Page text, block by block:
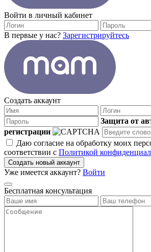
Войти в личный кабинет
В первые у нас? Зарегистрируйтесь
Создать аккаунт
Защита от
регистрации
Даю согласие на обработку моих
соответствии с Политикой
Создать новый аккаунт
Уже имеется аккаунт? Войти
Бесплатная консультация